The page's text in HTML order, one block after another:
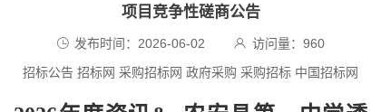
项目竞争性磋商公告
发布时间：2026-06-02 访问量： 960
招标公告 招标网 采购招标网 政府采购 采购招标 中国招标网